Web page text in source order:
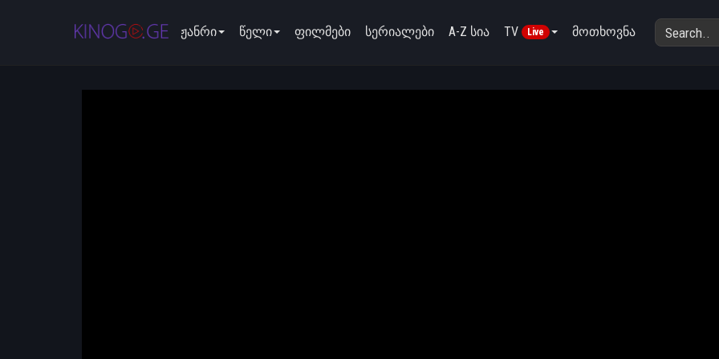
ჟანრი წელი ფილმები სერიალები A-Z სია TV Live მოთხოვნა